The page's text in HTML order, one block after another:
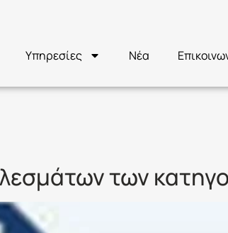
Υπηρεσίες Νέα
των